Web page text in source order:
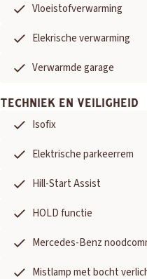
Vloeistofverwarming
Elekrische verwarming
Verwarmde garage
TECHNIEK EN VEILIGHEID
Isofix
Elektrische parkeerrem
Hill-Start Assist
HOLD functie
Mercedes-Benz
Mistlamp met bocht